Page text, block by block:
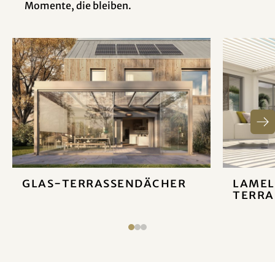
Momente, die bleiben.
Glas-Terrassendächer